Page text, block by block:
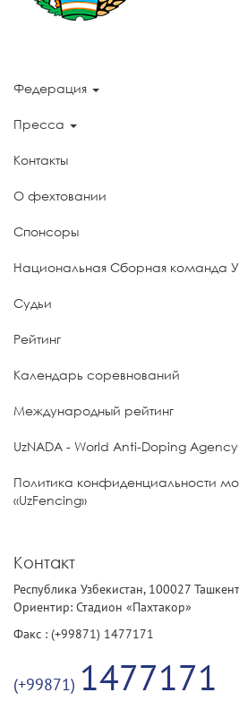
Федерация
Пресса
Контакты
О фехтовании
Спонсоры
Национальная Сборная команда
Судьи
Рейтинг
Календарь соревнований
Международный рейтинг
UzNADA - World Anti-Doping Agency
Политика конфиденциальности
«UzFencing»
Контакт
Республика Узбекистан, 100027
Ориентир: Стадион «Пахтакор»
Факс : (+99871) 1477171
(+99871) 1477171